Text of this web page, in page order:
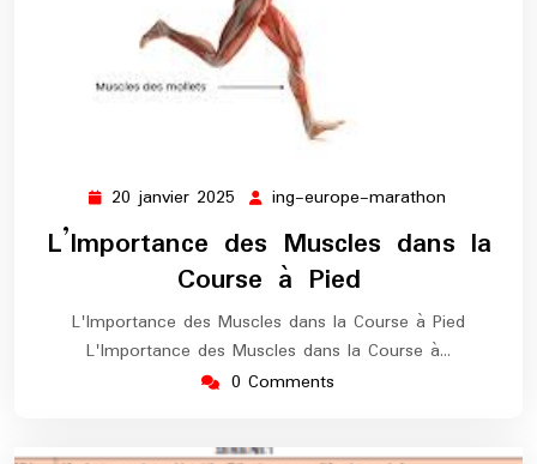
20 janvier 2025 20
janvier
2025
ing-europe-marathon
europe-
marathon
L’Importance des Muscles dans la
Course à Pied
L'Importance des Muscles dans la Course à Pied
L'Importance des Muscles dans la Course à…
0 Comments